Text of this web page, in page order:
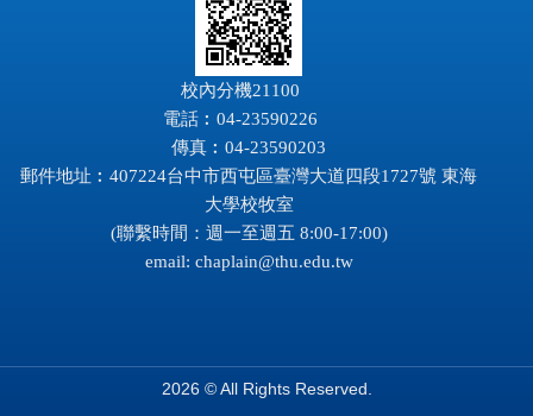
校內分機21100
電話︰04-23590226
傳真︰04-23590203
郵件地址︰407224台中市西屯區臺灣大道四段1727號 東海
大學校牧室
(聯繫時間：週一至週五 8:00-17:00)
email: chaplain@thu.edu.tw
2026 © All Rights Reserved.